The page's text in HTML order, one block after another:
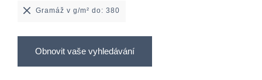
Gramáž v g/m² do: 380
Obnovit vaše vyhledávání